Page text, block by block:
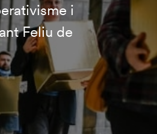
i
Feliu de